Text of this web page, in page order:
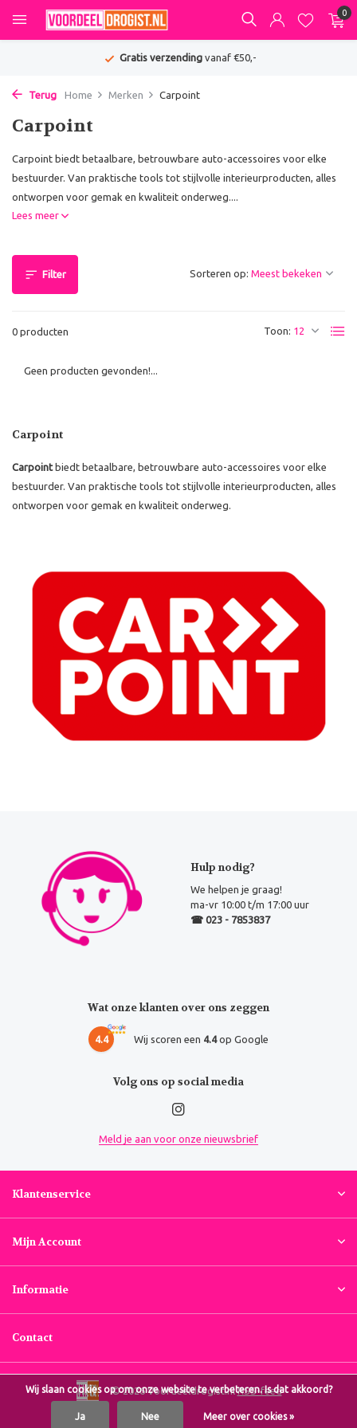
0
Gratis verzendingvanaf €50,-
Terug Home Merken Carpoint
Carpoint
Carpoint biedt betaalbare, betrouwbare auto-accessoires voor elke
bestuurder. Van praktische tools tot stijlvolle interieurproducten, alles
ontworpen voor gemak en kwaliteit onderweg....
Lees meer
Filter
0 producten Toon:
Sorteren op:
Geen producten gevonden!...
Carpoint
Carpointbiedt betaalbare, betrouwbare auto-accessoires voor elke
bestuurder. Van praktische tools tot stijlvolle interieurproducten, alles
ontworpen voor gemak en kwaliteit onderweg.
Hulp nodig?
We helpen je graag!
ma-vr 10:00 t/m 17:00 uur
☎ 023 - 7853837
Wat onze klanten over ons zeggen
4.4 Wij scoren een 4.4op Google
Volg ons op social media
Meld je aan voor onze nieuwsbrief
Klantenservice
Mijn Account
Informatie
Contact
© 2026 Voordeeldrogist.nlRSS-feed
Wij slaan cookies op om onze website te verbeteren. Is dat akkoord?
Ja Nee Meer over cookies »